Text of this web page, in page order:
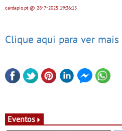
cardapio.pt@ 28-7-2025 19:36:15
Clique aqui para ver
Eventos